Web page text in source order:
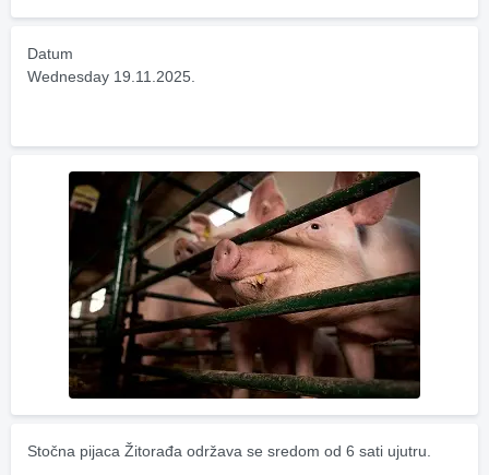
Datum
Wednesday 19.11.2025.
Stočna pijaca Žitorađa održava se sredom od 6 sati ujutru.